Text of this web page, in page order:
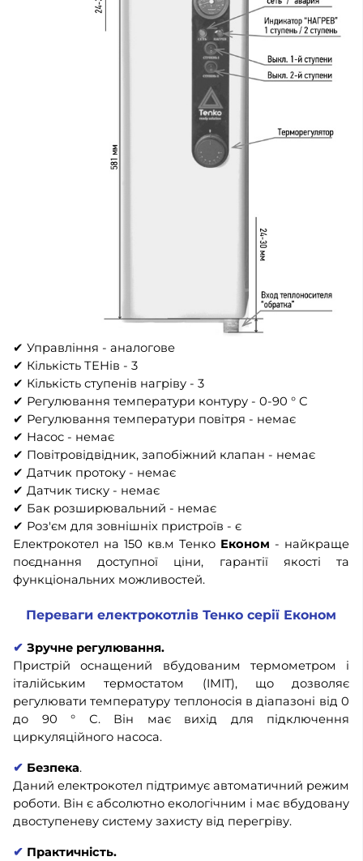
✔ Управління - аналогове
✔ Кількість ТЕНів - 3
✔ Кількість ступенів нагріву - 3
✔ Регулювання температури контуру - 0-90 ° С
✔ Регулювання температури повітря - немає
✔ Насос - немає
✔ Повітровідвідник, запобіжний клапан - немає
✔ Датчик протоку - немає
✔ Датчик тиску - немає
✔ Бак розширювальний - немає
✔ Роз'єм для зовнішніх пристроїв - є
Електрокотел на 150 кв.м Тенко Економ - найкраще
поєднання доступної ціни, гарантії якості та
функціональних можливостей.
Переваги електрокотлів Тенко серії Економ
✔ Зручне регулювання.
Пристрій оснащений вбудованим термометром і
італійським термостатом (IMIT), що дозволяє
регулювати температуру теплоносія в діапазоні від 0
до 90 ° С. Він має вихід для підключення
циркуляційного насоса.
✔ Безпека.
Даний електрокотел підтримує автоматичний режим
роботи. Він є абсолютно екологічним і має вбудовану
двоступеневу систему захисту від перегріву.
✔ Практичність.